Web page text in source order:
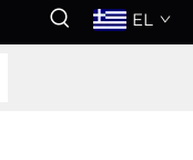
EL